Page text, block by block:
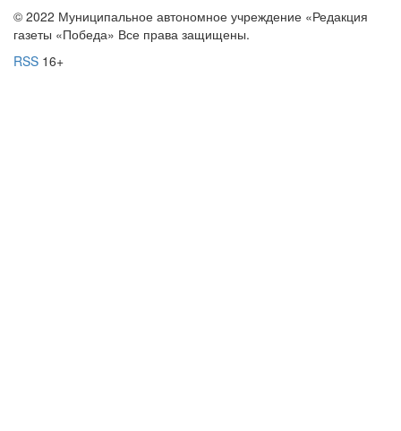
© 2022 Муниципальное автономное учреждение «Редакция
газеты «Победа» Все права защищены.
RSS 16+